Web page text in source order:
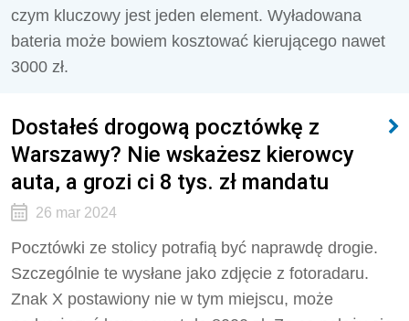
czym kluczowy jest jeden element. Wyładowana
bateria może bowiem kosztować kierującego nawet
3000 zł.
Dostałeś drogową pocztówkę z
Warszawy? Nie wskażesz kierowcy
auta, a grozi ci 8 tys. zł mandatu
26 mar 2024
Pocztówki ze stolicy potrafią być naprawdę drogie.
Szczególnie te wysłane jako zdjęcie z fotoradaru.
Znak X postawiony nie w tym miejscu, może